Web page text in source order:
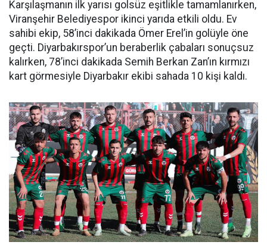
Karşılaşmanın ilk yarısı golsüz eşitlikle tamamlanırken,
Viranşehir Belediyespor ikinci yarıda etkili oldu. Ev
sahibi ekip, 58’inci dakikada Ömer Erel’in golüyle öne
geçti. Diyarbakırspor’un beraberlik çabaları sonuçsuz
kalırken, 78’inci dakikada Semih Berkan Zan’ın kırmızı
kart görmesiyle Diyarbakır ekibi sahada 10 kişi kaldı.